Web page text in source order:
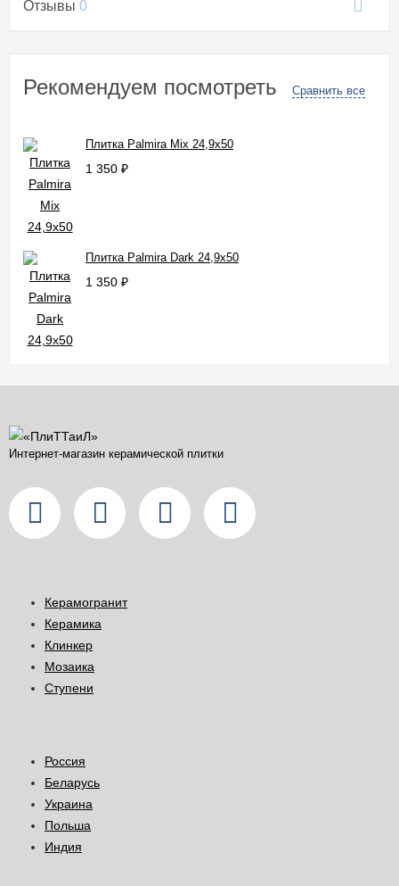
Отзывы 0
Рекомендуем посмотреть Сравнить все
Плитка Palmira Mix 24,9x50
1 350 ₽
Плитка Palmira Dark 24,9x50
1 350 ₽
Интернет-магазин керамической плитки
Керамогранит
Керамика
Клинкер
Мозаика
Ступени
Россия
Беларусь
Украина
Польша
Индия